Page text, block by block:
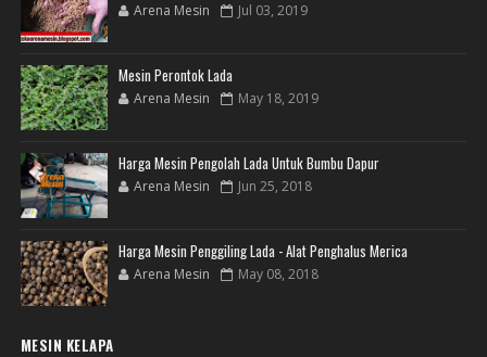
Arena Mesin Jul 03, 2019
Mesin Perontok Lada
Arena Mesin May 18, 2019
Harga Mesin Pengolah Lada Untuk Bumbu Dapur
Arena Mesin Jun 25, 2018
Harga Mesin Penggiling Lada - Alat Penghalus Merica
Arena Mesin May 08, 2018
MESIN KELAPA